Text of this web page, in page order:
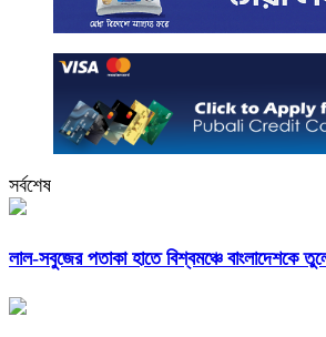
সর্বশেষ
লাল-সবুজের পতাকা হাতে বিশ্বমঞ্চে বাংলাদেশকে